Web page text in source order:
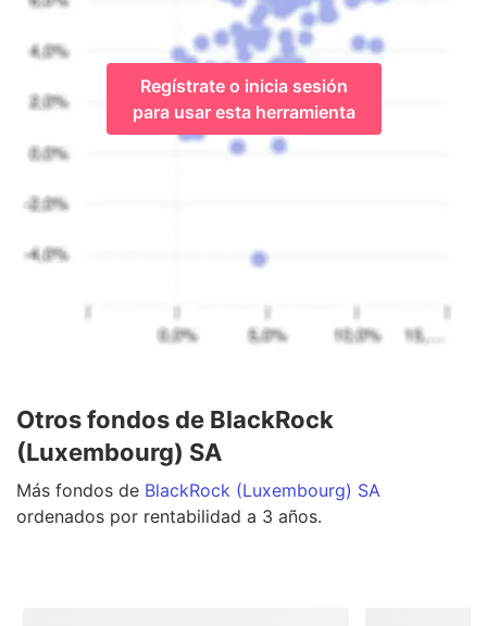
Regístrate o inicia sesión
para usar esta herramienta
Otros fondos de BlackRock
(Luxembourg) SA
Más fondos de BlackRock (Luxembourg) SA
ordenados por rentabilidad a 3 años.